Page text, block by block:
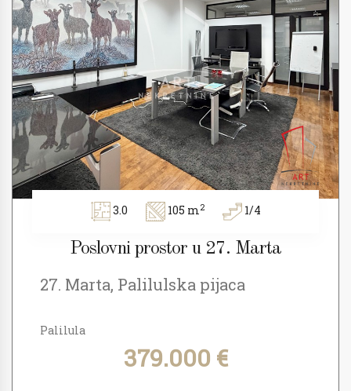
3.0 105 m2 1/4
Poslovni prostor u 27. Marta
27. Marta, Palilulska pijaca
Palilula
379.000 €